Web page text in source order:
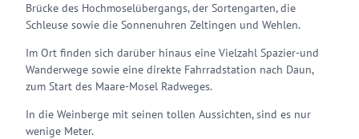
Brücke des Hochmoselübergangs, der Sortengarten, die
Schleuse sowie die Sonnenuhren Zeltingen und Wehlen.
Im Ort finden sich darüber hinaus eine Vielzahl Spazier-und
Wanderwege sowie eine direkte Fahrradstation nach Daun,
zum Start des Maare-Mosel Radweges.
In die Weinberge mit seinen tollen Aussichten, sind es nur
wenige Meter.